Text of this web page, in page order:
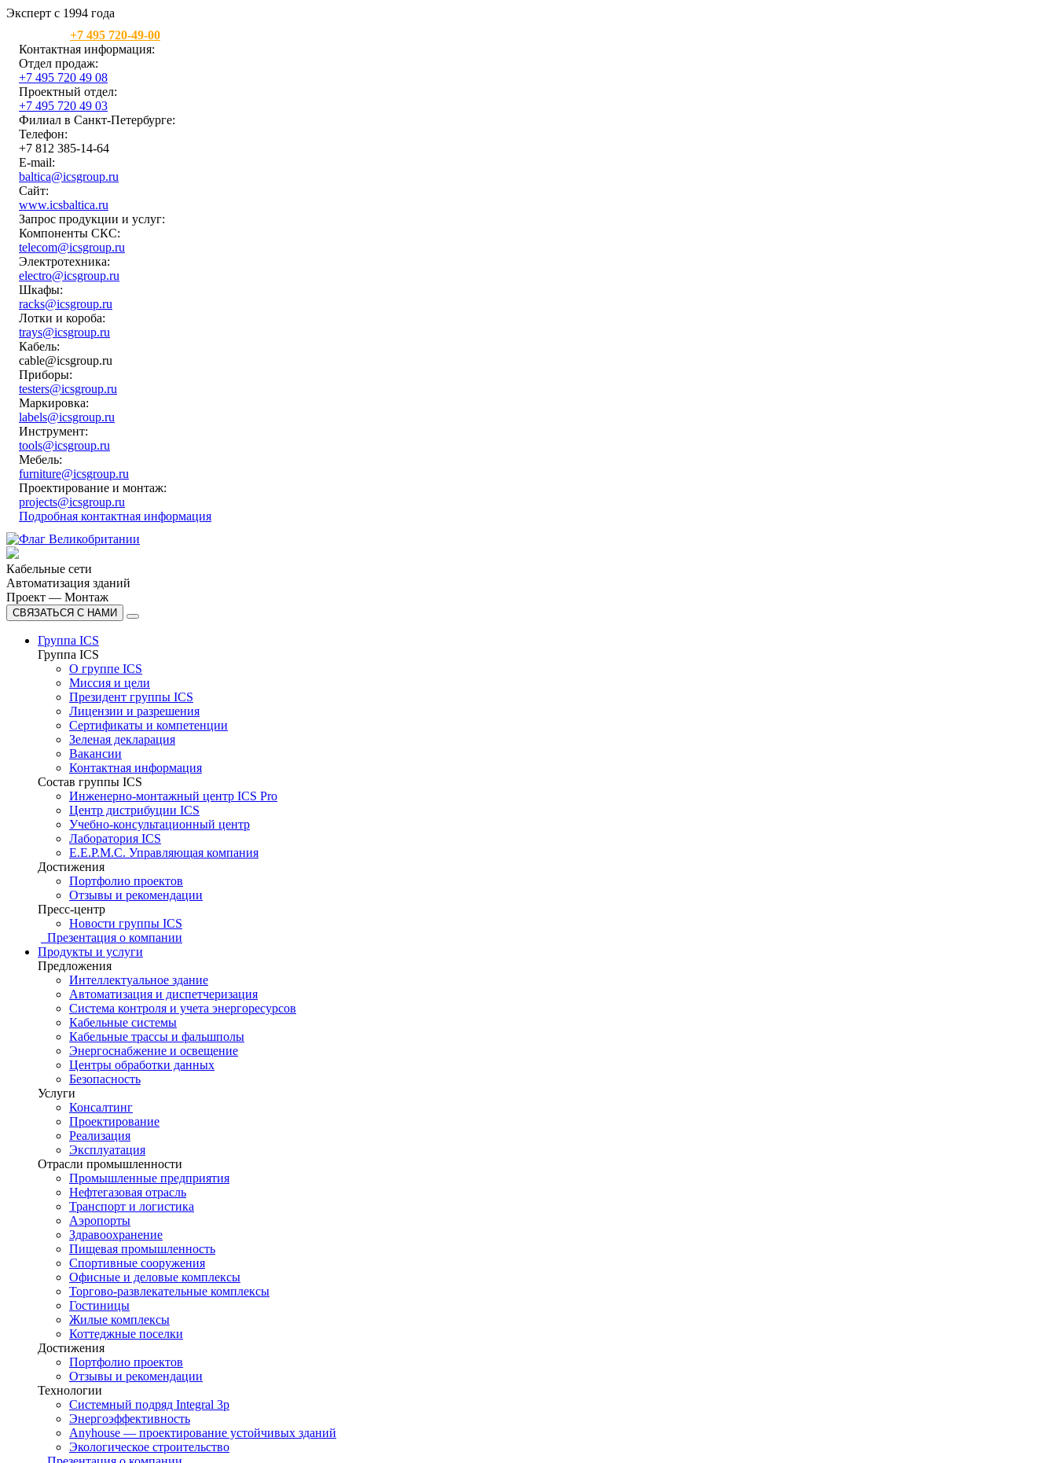
Эксперт с 1994 года
+7 495 720-49-00
Контактная информация:
Отдел продаж:
+7 495 720 49 08
Проектный отдел:
+7 495 720 49 03
Филиал в Санкт-Петербурге:
Телефон:
+7 812 385-14-64
E-mail:
baltica@icsgroup.ru
Сайт:
www.icsbaltica.ru
Запрос продукции и услуг:
Компоненты СКС:
telecom@icsgroup.ru
Электротехника:
electro@icsgroup.ru
Шкафы:
racks@icsgroup.ru
Лотки и короба:
trays@icsgroup.ru
Кабель:
cable@icsgroup.ru
Приборы:
testers@icsgroup.ru
Маркировка:
labels@icsgroup.ru
Инструмент:
tools@icsgroup.ru
Мебель:
furniture@icsgroup.ru
Проектирование и монтаж:
projects@icsgroup.ru
Подробная контактная информация
Кабельные сети
Автоматизация зданий
Проект — Монтаж
СВЯЗАТЬСЯ С НАМИ
Группа ICS
Группа ICS
О группе ICS
Миссия и цели
Президент группы ICS
Лицензии и разрешения
Сертификаты и компетенции
Зеленая декларация
Вакансии
Контактная информация
Состав группы ICS
Инженерно-монтажный центр ICS Pro
Центр дистрибуции ICS
Учебно-консультационный центр
Лаборатория ICS
E.E.P.M.C. Управляющая компания
Достижения
Портфолио проектов
Отзывы и рекомендации
Пресс-центр
Новости группы ICS
Презентация о компании
Продукты и услуги
Предложения
Интеллектуальное здание
Автоматизация и диспетчеризация
Система контроля и учета энергоресурсов
Кабельные системы
Кабельные трассы и фальшполы
Энергоснабжение и освещение
Центры обработки данных
Безопасность
Услуги
Консалтинг
Проектирование
Реализация
Эксплуатация
Отрасли промышленности
Промышленные предприятия
Нефтегазовая отрасль
Транспорт и логистика
Аэропорты
Здравоохранение
Пищевая промышленность
Спортивные сооружения
Офисные и деловые комплексы
Торгово-развлекательные комплексы
Гостиницы
Жилые комплексы
Коттеджные поселки
Достижения
Портфолио проектов
Отзывы и рекомендации
Технологии
Системный подряд Integral 3p
Энергоэффективность
Anyhouse — проектирование устойчивых зданий
Экологическое строительство